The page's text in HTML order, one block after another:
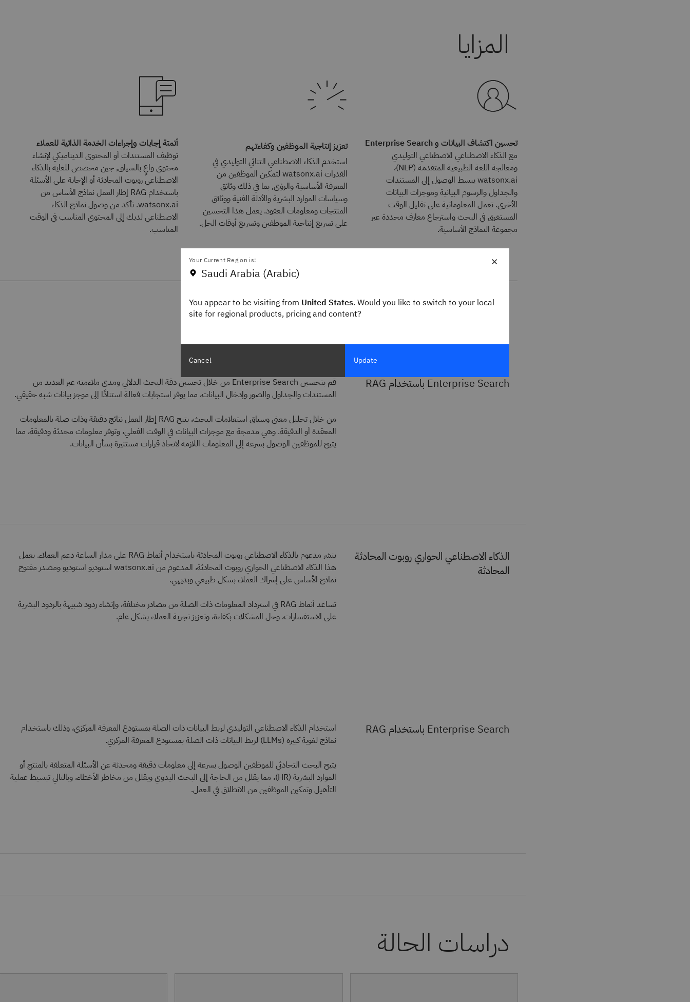
تحسين اكتشاف البيانات و Enterprise Search
مع الذكاء الاصطناعي الاصطناعي التوليدي
ومعالجة اللغة الطبيعية المتقدمة (NLP)،
watsonx.ai يبسط الوصول إلى المستندات
والجداول والرسوم البيانية وموجزات البيانات
الأخرى. تعمل المعلوماتية على تقليل الوقت
المستغرق في البحث واسترجاع معارف محددة عبر
مجموعة النماذج الأساسية.
تعزيز إنتاجية الموظفين وكفاءتهم
استخدم الذكاء الاصطناعي التنائي التوليدي في
القدرات watsonx.ai لتمكين الموظفين من
المعرفة الأساسية والرؤى, بما في ذلك وثائق
وسياسات الموارد البشرية والأدلة الفنية ووثائق
المنتجات ومعلومات العقود. يعمل هذا التحسين
على تسريع إنتاجية الموظفين وتسريع أوقات الحل.
أتمتة إجابات وإجراءات الخدمة الذاتية للعملاء
توظيف المستندات أو المحتوى الديناميكي لإنشاء
محتوى واعٍ بالسياق, جين مخصص للغاية بالذكاء
الاصطناعي روبوت المحادثة أو الإجابة على الأسئلة
باستخدام RAG إطار العمل نماذج الأساس من
watsonx.ai. تأكد من وصول نماذج الذكاء
الاصطناعي لديك إلى المحتوى المناسب في الوقت
المناسب.
Enterprise Search باستخدام RAG
قم بتحسين Enterprise Search من خلال تحسين دقة البحث الدلالي ومدى ملاءمته عبر العديد من
المستندات والجداول والصور وإدخال البيانات، مما يوفر استجابات فعالة استنادًا إلى موجز بيانات شبه حقيقي.
من خلال تحليل معنى وسياق استعلامات البحث، يتيح RAG إطار العمل نتائج دقيقة وذات صلة بالمعلومات
المعقدة أو الدقيقة. وهي مدمجة مع موجزات البيانات في الوقت الفعلي، وتوفر معلومات محدثة ودقيقة، مما
يتيح للموظفين الوصول بسرعة إلى المعلومات اللازمة لاتخاذ قرارات مستنيرة بشأن البيانات.
الذكاء الاصطناعي الحواري روبوت المحادثة
المحادثة
ينشر مدعوم بالذكاء الاصطناعي روبوت المحادثة باستخدام أنماط RAG على مدار الساعة دعم العملاء. يعمل
هذا الذكاء الاصطناعي الحواري روبوت المحادثة، المدعوم من watsonx.ai استوديو استوديو ومصدر مفتوح
نماذج الأساس على إشراك العملاء بشكل طبيعي وبديهي.
تساعد أنماط RAG في استرداد المعلومات ذات الصلة من مصادر مختلفة، وإنشاء ردود شبيهة بالردود البشرية
على الاستفسارات، وحل المشكلات بكفاءة، وتعزيز تجربة العملاء بشكل عام.
Enterprise Search باستخدام RAG
استخدام الذكاء الاصطناعي التوليدي لربط البيانات ذات الصلة بمستودع المعرفة المركزي، وذلك باستخدام
نماذج لغوية كبيرة (LLMs) لربط البيانات ذات الصلة بمستودع المعرفة المركزي.
يتيح البحث التحادثي للموظفين الوصول بسرعة إلى معلومات دقيقة ومحدثة عن الأسئلة المتعلقة بالمنتج أو
الموارد البشرية (HR)، مما يقلل من الحاجة إلى البحث اليدوي ويقلل من مخاطر الأخطاء، وبالتالي تبسيط عملية
التأهيل وتمكين الموظفين من الانطلاق في العمل.
×
Your Current Region is:
Saudi Arabia (Arabic)
You appear to be visiting from United States. Would you like to switch to your local
site for regional products, pricing and content?
Cancel Update